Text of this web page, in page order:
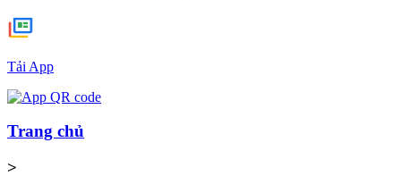
Tải App
Trang chủ
>